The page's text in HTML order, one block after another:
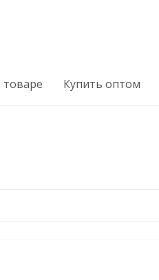
Купить оптом